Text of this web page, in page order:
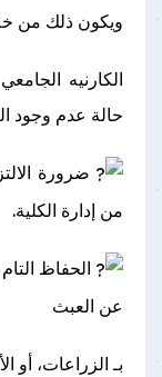
ويكون ذلك من
الكارنيه
حالة عدم وجود
ضرورة
من إدارة الكلية.
الحفاظ
عن العبث
بـ الزراعات، أو